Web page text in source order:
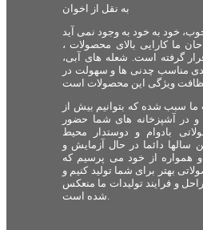
به نقل از اخوان
خود به خود به وجود نمی آید
ما کارایی بالای محصولات ،
گرفته است. شعله های آبی،
مناسب چدنی ها و سهولت در
ویژگی این محصولات است
ما سبب شده که بتوانیم بیش از
و در آشپزخانه های شما حضور
بادوام و دوستدار محیط
دائما در حال آزمایش و
و همواره از خود می پرسیم که
بهتر برای شما تولید کنیم و
و فرایند تولیدات ما منعکس
شده است.